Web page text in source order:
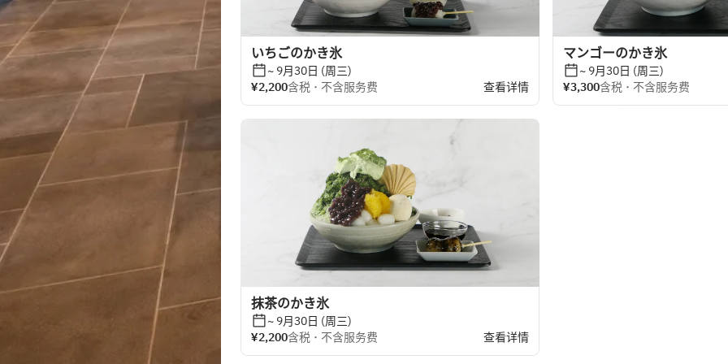
いちごのかき氷
~ 9月30日 (周三)
¥2,200含税 ･ 不含服务费 查看详情
マンゴーのかき氷
~ 9月30日 (周三)
¥3,300含税 ･ 不含服务费
抹茶のかき氷
~ 9月30日 (周三)
¥2,200含税 ･ 不含服务费 查看详情